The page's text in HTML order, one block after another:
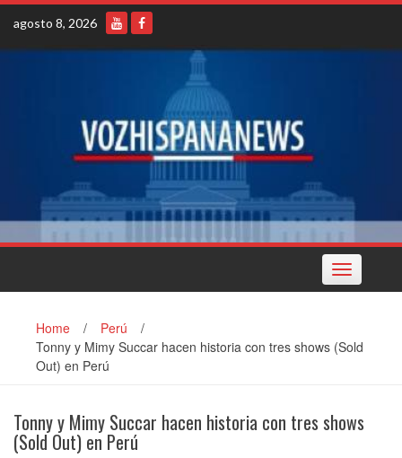
Skip
content
agosto 8, 2026
Toggle
navigation
Home / Perú
/
Tonny y Mimy Succar hacen historia con tres shows (Sold
Out) en Perú
Tonny y Mimy Succar hacen historia con tres shows
(Sold Out) en Perú